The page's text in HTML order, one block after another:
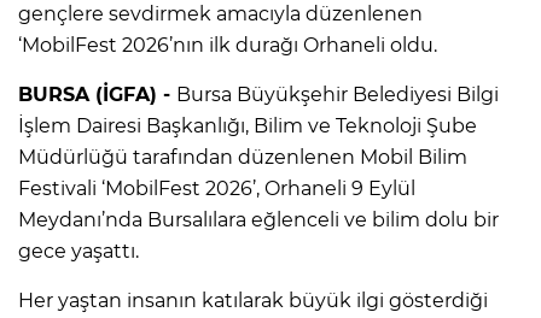
gençlere sevdirmek amacıyla düzenlenen
‘MobilFest 2026’nın ilk durağı Orhaneli oldu.
BURSA (İGFA) - Bursa Büyükşehir Belediyesi Bilgi
İşlem Dairesi Başkanlığı, Bilim ve Teknoloji Şube
Müdürlüğü tarafından düzenlenen Mobil Bilim
Festivali ‘MobilFest 2026’, Orhaneli 9 Eylül
Meydanı’nda Bursalılara eğlenceli ve bilim dolu bir
gece yaşattı.
Her yaştan insanın katılarak büyük ilgi gösterdiği